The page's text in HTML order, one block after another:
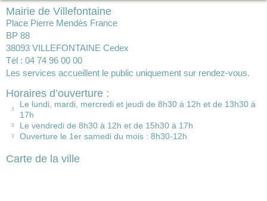
Mairie de Villefontaine
Place Pierre Mendès France
BP 88
38093 VILLEFONTAINE Cedex
Tél : 04 74 96 00 00
Les services accueillent le public uniquement sur rendez-vous.
Horaires d’ouverture :
Le lundi, mardi, mercredi et jeudi de 8h30 à 12h et de 13h30 à
17h
Le vendredi de 8h30 à 12h et de 15h30 à 17h
Ouverture le 1er samedi du mois : 8h30-12h
Carte de la ville